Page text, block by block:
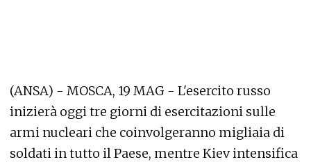
(ANSA) - MOSCA, 19 MAG - L'esercito russo
inizierà oggi tre giorni di esercitazioni sulle
armi nucleari che coinvolgeranno migliaia di
soldati in tutto il Paese, mentre Kiev intensifica